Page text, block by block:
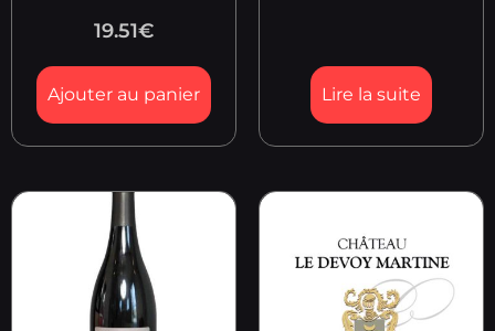
19.51€
Ajouter au panier Lire la suite